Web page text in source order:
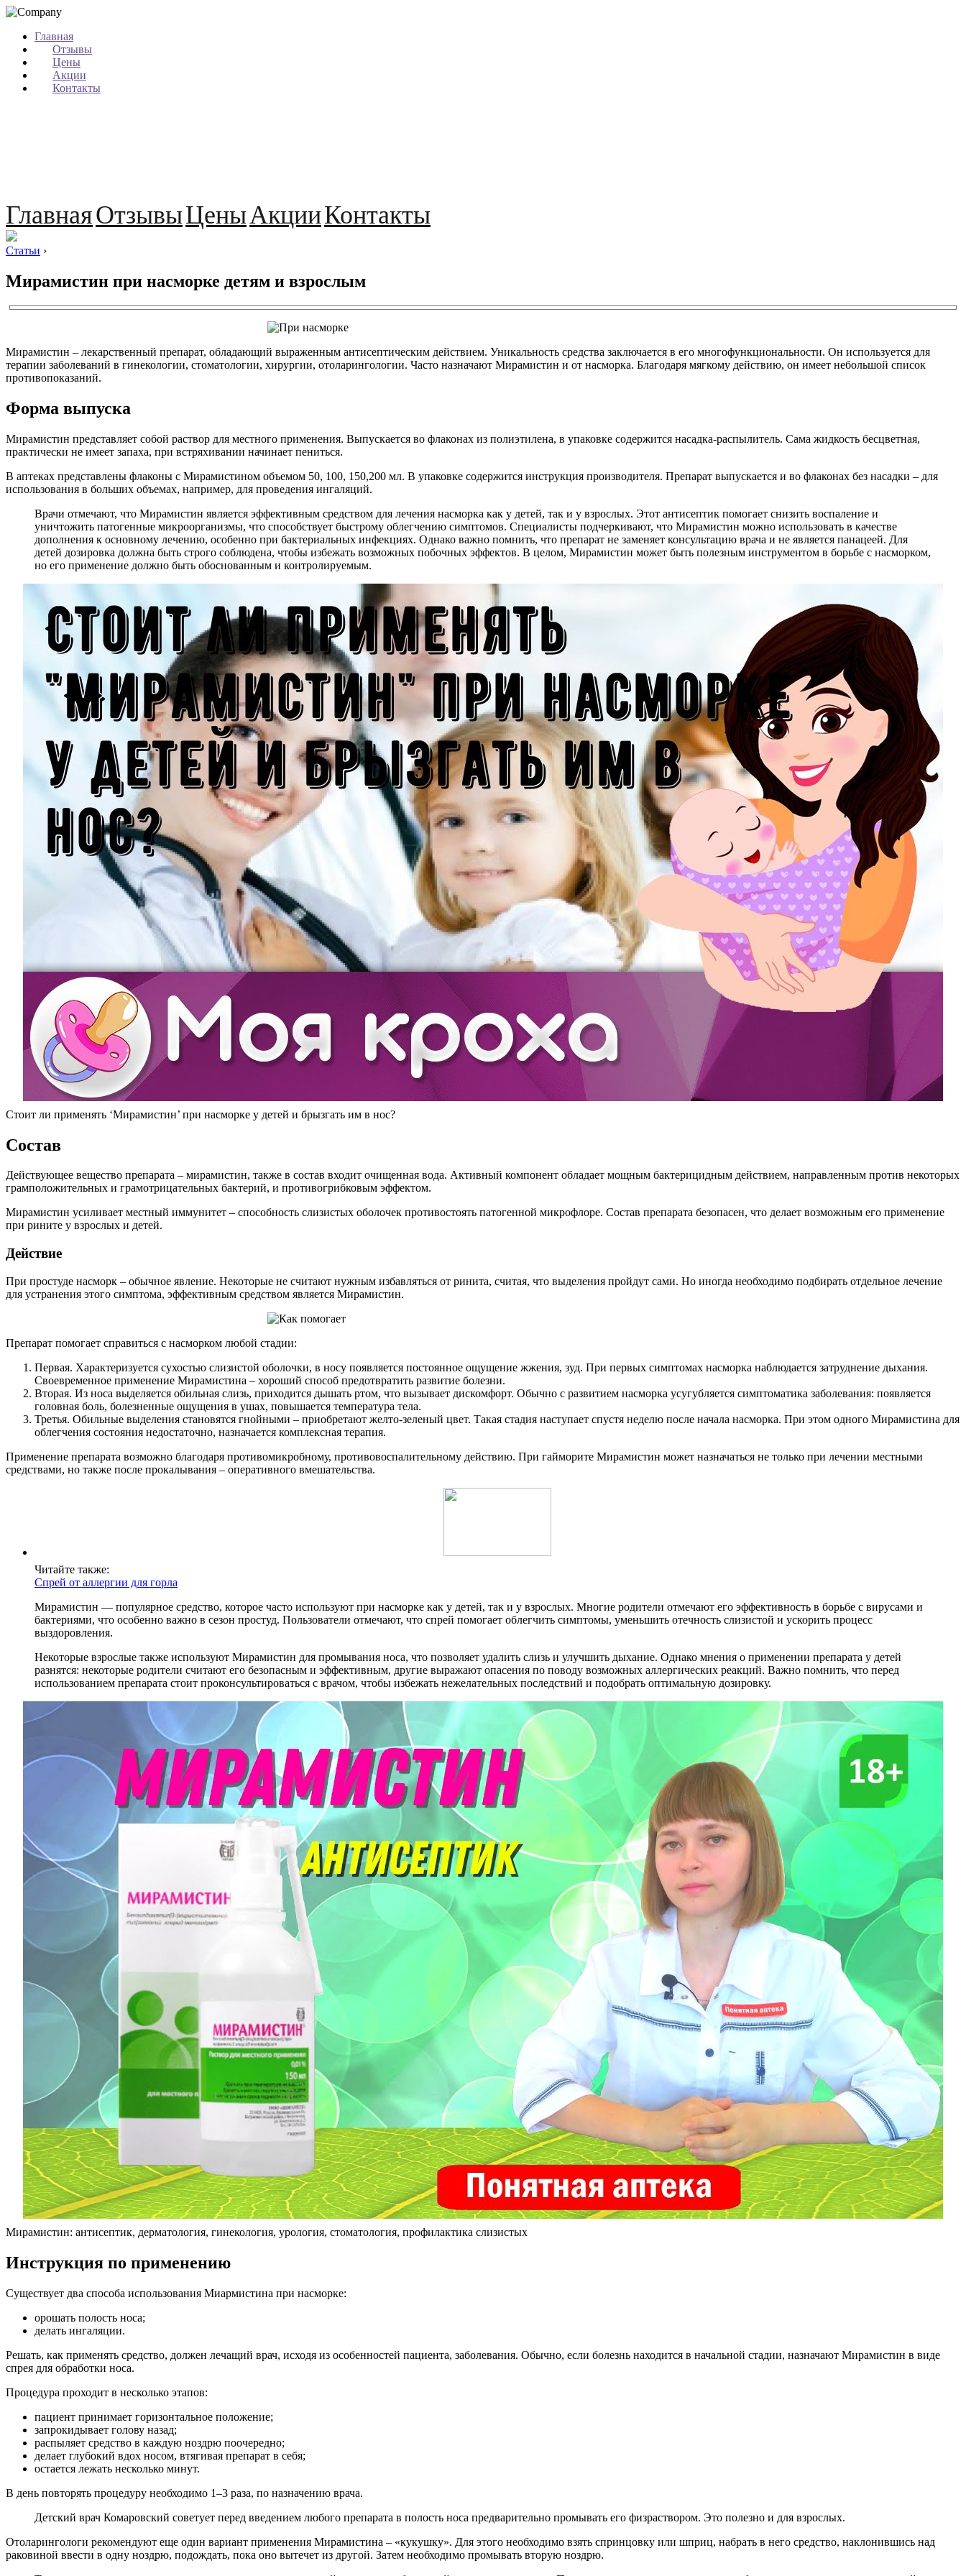
Главная
Отзывы
Цены
Акции
Контакты
ГлавнаяОтзывыЦеныАкцииКонтакты
Статьи ›
Мирамистин при насморке детям и взрослым
Мирамистин – лекарственный препарат, обладающий выраженным антисептическим действием. Уникальность средства заключается в его многофункциональности. Он используется для
терапии заболеваний в гинекологии, стоматологии, хирургии, отоларингологии. Часто назначают Мирамистин и от насморка. Благодаря мягкому действию, он имеет небольшой список
противопоказаний.
Форма выпуска
Мирамистин представляет собой раствор для местного применения. Выпускается во флаконах из полиэтилена, в упаковке содержится насадка-распылитель. Сама жидкость бесцветная,
практически не имеет запаха, при встряхивании начинает пениться.
В аптеках представлены флаконы с Мирамистином объемом 50, 100, 150,200 мл. В упаковке содержится инструкция производителя. Препарат выпускается и во флаконах без насадки – для
использования в больших объемах, например, для проведения ингаляций.
Врачи отмечают, что Мирамистин является эффективным средством для лечения насморка как у детей, так и у взрослых. Этот антисептик помогает снизить воспаление и
уничтожить патогенные микроорганизмы, что способствует быстрому облегчению симптомов. Специалисты подчеркивают, что Мирамистин можно использовать в качестве
дополнения к основному лечению, особенно при бактериальных инфекциях. Однако важно помнить, что препарат не заменяет консультацию врача и не является панацеей. Для
детей дозировка должна быть строго соблюдена, чтобы избежать возможных побочных эффектов. В целом, Мирамистин может быть полезным инструментом в борьбе с насморком,
но его применение должно быть обоснованным и контролируемым.
Стоит ли применять ‘Мирамистин’ при насморке у детей и брызгать им в нос?
Состав
Действующее вещество препарата – мирамистин, также в состав входит очищенная вода. Активный компонент обладает мощным бактерицидным действием, направленным против некоторых
грамположительных и грамотрицательных бактерий, и противогрибковым эффектом.
Мирамистин усиливает местный иммунитет – способность слизистых оболочек противостоять патогенной микрофлоре. Состав препарата безопасен, что делает возможным его применение
при рините у взрослых и детей.
Действие
При простуде насморк – обычное явление. Некоторые не считают нужным избавляться от ринита, считая, что выделения пройдут сами. Но иногда необходимо подбирать отдельное лечение
для устранения этого симптома, эффективным средством является Мирамистин.
Препарат помогает справиться с насморком любой стадии:
Первая. Характеризуется сухостью слизистой оболочки, в носу появляется постоянное ощущение жжения, зуд. При первых симптомах насморка наблюдается затруднение дыхания.
Своевременное применение Мирамистина – хороший способ предотвратить развитие болезни.
Вторая. Из носа выделяется обильная слизь, приходится дышать ртом, что вызывает дискомфорт. Обычно с развитием насморка усугубляется симптоматика заболевания: появляется
головная боль, болезненные ощущения в ушах, повышается температура тела.
Третья. Обильные выделения становятся гнойными – приобретают желто-зеленый цвет. Такая стадия наступает спустя неделю после начала насморка. При этом одного Мирамистина для
облегчения состояния недостаточно, назначается комплексная терапия.
Применение препарата возможно благодаря противомикробному, противовоспалительному действию. При гайморите Мирамистин может назначаться не только при лечении местными
средствами, но также после прокалывания – оперативного вмешательства.
Читайте также:
Спрей от аллергии для горла
Мирамистин — популярное средство, которое часто используют при насморке как у детей, так и у взрослых. Многие родители отмечают его эффективность в борьбе с вирусами и
бактериями, что особенно важно в сезон простуд. Пользователи отмечают, что спрей помогает облегчить симптомы, уменьшить отечность слизистой и ускорить процесс
выздоровления.
Некоторые взрослые также используют Мирамистин для промывания носа, что позволяет удалить слизь и улучшить дыхание. Однако мнения о применении препарата у детей
разнятся: некоторые родители считают его безопасным и эффективным, другие выражают опасения по поводу возможных аллергических реакций. Важно помнить, что перед
использованием препарата стоит проконсультироваться с врачом, чтобы избежать нежелательных последствий и подобрать оптимальную дозировку.
Мирамистин: антисептик, дерматология, гинекология, урология, стоматология, профилактика слизистых
Инструкция по применению
Существует два способа использования Миармистина при насморке:
орошать полость носа;
делать ингаляции.
Решать, как применять средство, должен лечащий врач, исходя из особенностей пациента, заболевания. Обычно, если болезнь находится в начальной стадии, назначают Мирамистин в виде
спрея для обработки носа.
Процедура проходит в несколько этапов:
пациент принимает горизонтальное положение;
запрокидывает голову назад;
распыляет средство в каждую ноздрю поочередно;
делает глубокий вдох носом, втягивая препарат в себя;
остается лежать несколько минут.
В день повторять процедуру необходимо 1–3 раза, по назначению врача.
Детский врач Комаровский советует перед введением любого препарата в полость носа предварительно промывать его физраствором. Это полезно и для взрослых.
Отоларингологи рекомендуют еще один вариант применения Мирамистина – «кукушку». Для этого необходимо взять спринцовку или шприц, набрать в него средство, наклонившись над
раковиной ввести в одну ноздрю, подождать, пока оно вытечет из другой. Затем необходимо промывать вторую ноздрю.